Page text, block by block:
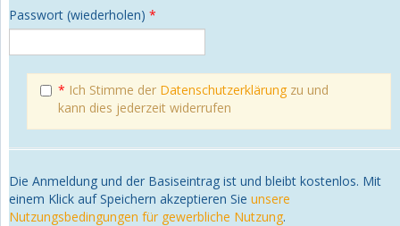
Passwort (wiederholen) *
* Ich Stimme der Datenschutzerklärungzu und
kann dies jederzeit widerrufen
Die Anmeldung und der Basiseintrag ist und bleibt kostenlos. Mit
einem Klick auf Speichern akzeptieren Sie unsere
Nutzungsbedingungen für gewerbliche Nutzung.